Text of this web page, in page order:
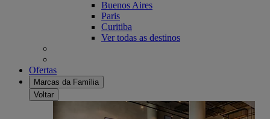
Buenos Aires
Paris
Curitiba
Ver todas as destinos
Ofertas
Marcas da Família
Voltar